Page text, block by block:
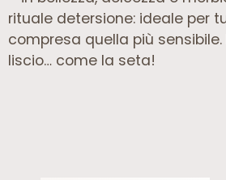
rituale detersione: ideale per
compresa quella più
liscio… come la seta!